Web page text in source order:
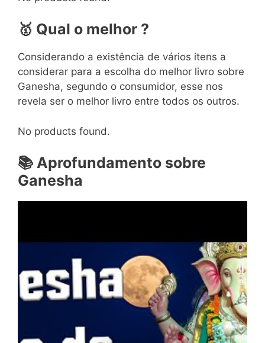
🥇 Qual o melhor ?
Considerando a existência de vários itens a
considerar para a escolha do melhor livro sobre
Ganesha, segundo o consumidor, esse nos
revela ser o melhor livro entre todos os outros.
No products found.
📚 Aprofundamento sobre
Ganesha